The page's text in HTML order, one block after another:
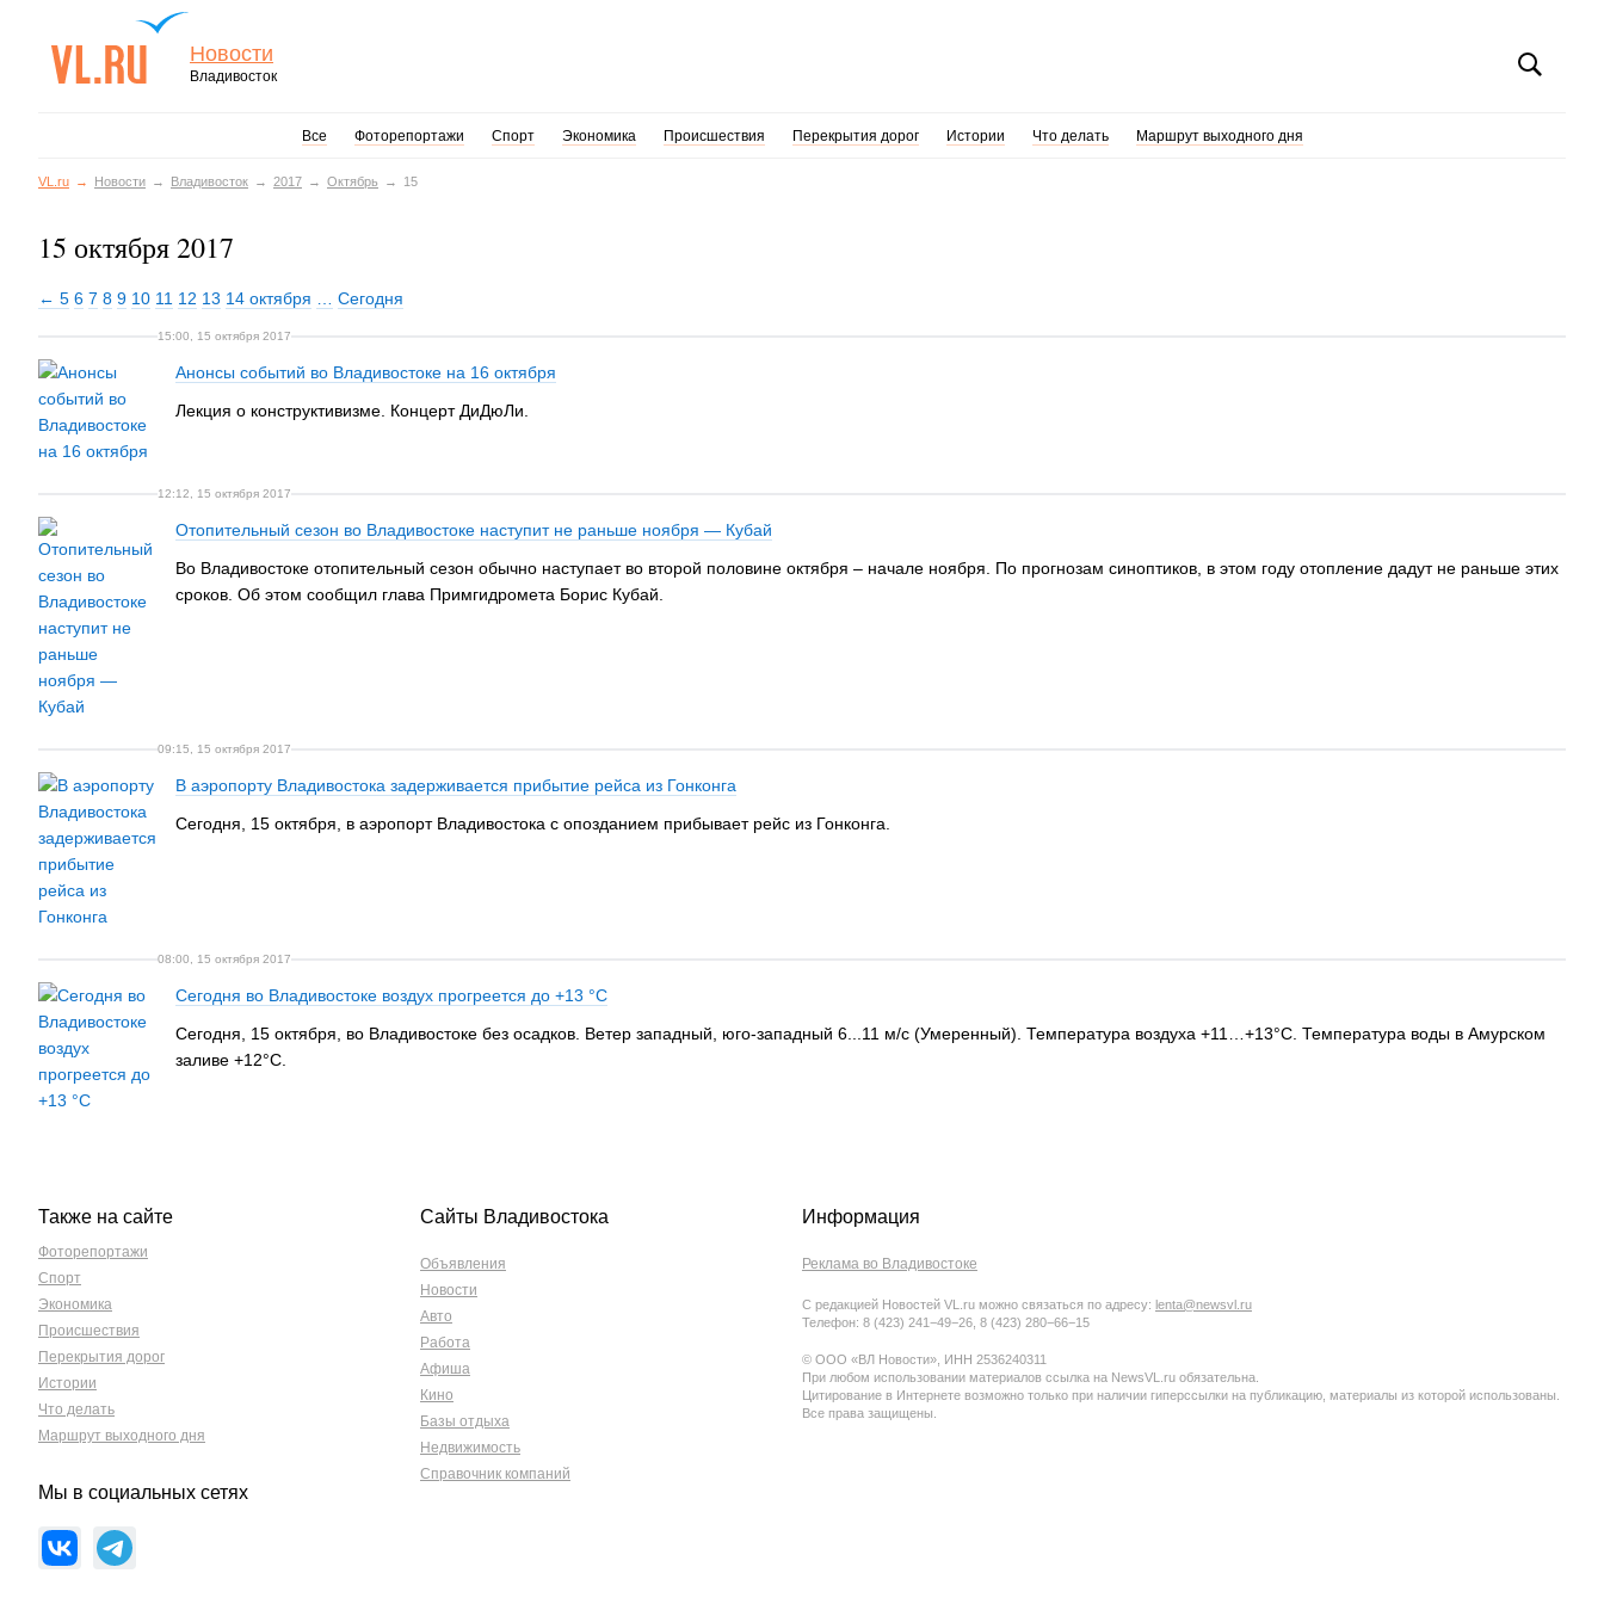
Новости
Владивосток
Все Фоторепортажи Спорт Экономика Происшествия Перекрытия дорог Истории Что делать Маршрут выходного дня
VL.ru Новости Владивосток 2017 Октябрь 15
15 октября 2017
← 5 6 7 8 9 10 11 12 13 14 октября Сегодня
15:00, 15 октября 2017
Анонсы событий во Владивостоке на 16 октября
Лекция о конструктивизме. Концерт ДиДюЛи.
12:12, 15 октября 2017
Отопительный сезон во Владивостоке наступит не раньше ноября — Кубай
Во Владивостоке отопительный сезон обычно наступает во второй половине октября – начале ноября. По прогнозам синоптиков, в этом году отопление дадут не раньше этих
сроков. Об этом сообщил глава Примгидромета Борис Кубай.
09:15, 15 октября 2017
В аэропорту Владивостока задерживается прибытие рейса из Гонконга
Сегодня, 15 октября, в аэропорт Владивостока с опозданием прибывает рейс из Гонконга.
08:00, 15 октября 2017
Сегодня во Владивостоке воздух прогреется до +13 °С
Сегодня, 15 октября, во Владивостоке без осадков. Ветер западный, юго-западный 6...11 м/c (Умеренный). Температура воздуха +11…+13°С. Температура воды в Амурском
заливе +12°C.
Также на сайте
Фоторепортажи
Спорт
Экономика
Происшествия
Перекрытия дорог
Истории
Что делать
Маршрут выходного дня
Мы в социальных сетях
Сайты Владивостока
Объявления
Новости
Авто
Работа
Афиша
Кино
Базы отдыха
Недвижимость
Справочник компаний
Информация
Реклама во Владивостоке
С редакцией Новостей VL.ru можно связаться по адресу: lenta@newsvl.ru
Телефон: 8 (423) 241−49−26, 8 (423) 280−66−15
© ООО «ВЛ Новости», ИНН 2536240311
При любом использовании материалов ссылка на NewsVL.ru обязательна.
Цитирование в Интернете возможно только при наличии гиперссылки на публикацию, материалы из которой использованы.
Все права защищены.